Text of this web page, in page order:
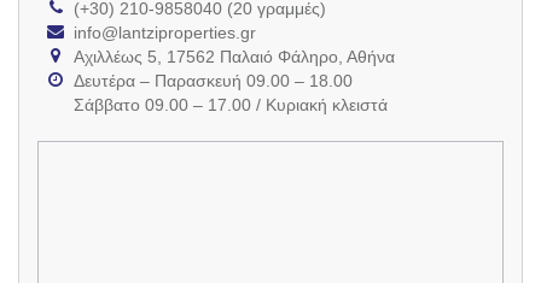
(+30) 210-9858040 (20 γραμμές)
info@lantziproperties.gr
Αχιλλέως 5, 17562 Παλαιό Φάληρο, Αθήνα
Δευτέρα – Παρασκευή 09.00 – 18.00
Σάββατο 09.00 – 17.00 / Κυριακή κλειστά